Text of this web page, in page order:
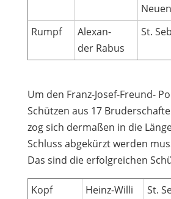
Rumpf
Alex­an­
der Rabus
St.
Um den Franz-Josef-Freund-
Schüt­zen aus 17
zog sich der­ma­ßen in die
Schluss abge­kürzt wer­den
Das sind die erfolg­rei­chen
Kopf
Heinz-Willi
St.